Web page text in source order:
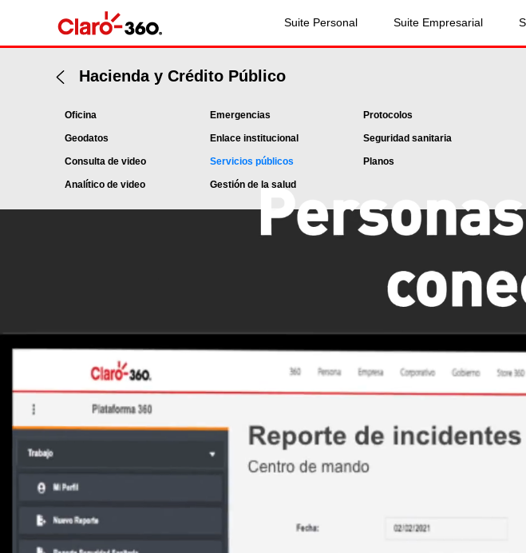
Suite Personal Suite Empresarial
Hacienda y Crédito Público
Oficina
Geodatos
Consulta de video
Analítico de video
Emergencias
Enlace institucional
Servicios públicos
Gestión de la salud
Protocolos
Seguridad sanitaria
Planos